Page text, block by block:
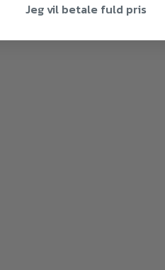
Jeg vil betale fuld pris